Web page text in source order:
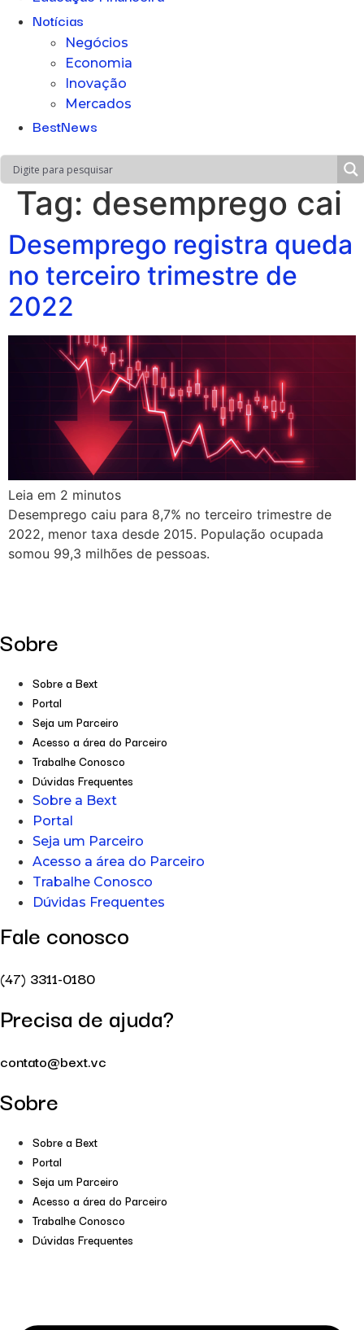
Notícias
Negócios
Economia
Inovação
Mercados
BestNews
Tag: desemprego cai
Desemprego registra queda
no terceiro trimestre de
2022
Leia em 2 minutos
Desemprego caiu para 8,7% no terceiro trimestre de
2022, menor taxa desde 2015. População ocupada
somou 99,3 milhões de pessoas.
Sobre
Sobre a Bext
Portal
Seja um Parceiro
Acesso a área do Parceiro
Trabalhe Conosco
Dúvidas Frequentes
Sobre a Bext
Portal
Seja um Parceiro
Acesso a área do Parceiro
Trabalhe Conosco
Dúvidas Frequentes
Fale conosco
(47) 3311-0180
Precisa de ajuda?
contato@bext.vc
Sobre
Sobre a Bext
Portal
Seja um Parceiro
Acesso a área do Parceiro
Trabalhe Conosco
Dúvidas Frequentes